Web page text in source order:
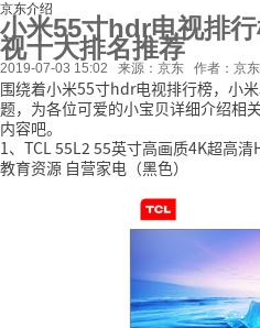
京东介绍
小米55寸hdr电视排
视十大排名推荐
2019-07-03 15:02 来源：京东 作者：京东
围绕着小米55寸hdr电视排行榜，小
题，为各位可爱的小宝贝详细介绍相
内容吧。
1、TCL 55L2 55英寸高画质4K超高
教育资源 自营家电（黑色）